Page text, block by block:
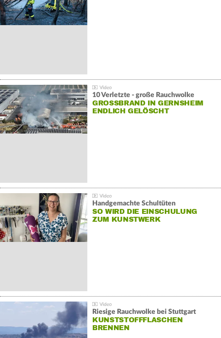
10 Verletzte - große Rauchwolke
GROSSBRAND IN GERNSHEIM E
NDLICH GELÖSCHT
Handgemachte Schultüten
SO WIRD DIE EINSCHULUNG
ZUM KUNSTWERK
Riesige Rauchwolke bei Stuttgart
KUNSTSTOFFFLASCHEN
BRENNEN